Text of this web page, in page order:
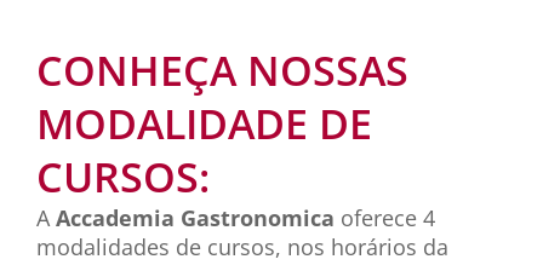
CONHEÇA NOSSAS
MODALIDADE DE
CURSOS:
A Accademia Gastronomica oferece 4
modalidades de cursos, nos horários da